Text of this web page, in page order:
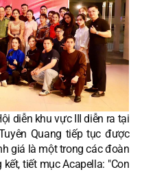
diễn khu vực III diễn ra tại
Quang tiếp tục được
giá là một trong các đoàn
tiết mục Acapella: "Con